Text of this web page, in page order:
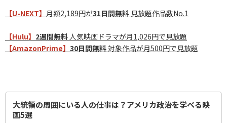
【U-NEXT】 月額2,189円が31日間無料 見放題作品数No.1
【Hulu】 2週間無料人気映画ドラマが月1,026円で見放題
【AmazonPrime】 30日間無料対象作品が月500円で見放題
大統領の周囲にいる人の仕事は？アメリカ政治を学べる映
画5選